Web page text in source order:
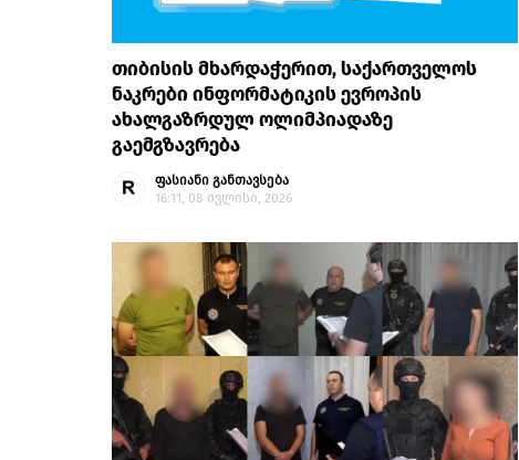
თიბისის მხარდაჭერით, საქართველოს
ნაკრები ინფორმატიკის ევროპის
ახალგაზრდულ ოლიმპიადაზე
გაემგზავრება
ფასიანი განთავსება
16:11, 08 ივლისი, 2026